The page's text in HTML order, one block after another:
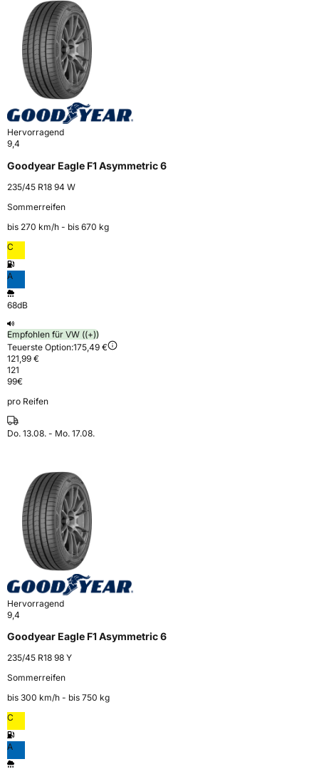
Hervorragend
9,4
Goodyear Eagle F1 Asymmetric 6
235/45 R18 94 W
Sommerreifen
bis 270 km⁠/⁠h - bis 670 kg
C
A
68dB
Empfohlen für VW ((+))
Teuerste Option:175,49 €
121,99 €
121
99€
pro Reifen
Do. 13.08. - Mo. 17.08.
Hervorragend
9,4
Goodyear Eagle F1 Asymmetric 6
235/45 R18 98 Y
Sommerreifen
bis 300 km⁠/⁠h - bis 750 kg
C
A